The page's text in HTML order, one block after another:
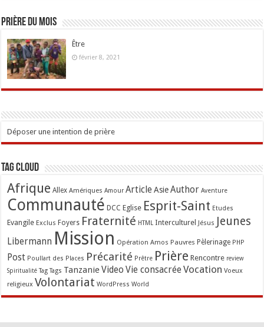
Prière du mois
Être
février 8, 2021
Déposer une intention de prière
Tag Cloud
Afrique Allex Amériques Amour Article Asie Author Aventure
Communauté DCC Eglise Esprit-Saint Etudes
Evangile Exclus Foyers Fraternité HTML Interculturel Jésus Jeunes
Libermann Mission Opération Amos Pauvres Pèlerinage PHP
Post Poullart des Places Précarité Prêtre Prière Rencontre review
Spiritualité Tag Tags TanzanieVideo Vie consacrée Vocation Voeux
religieux Volontariat WordPress World